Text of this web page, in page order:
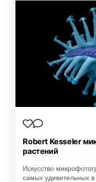
Robert Kesseler
растений
Искусство
самых удивительных